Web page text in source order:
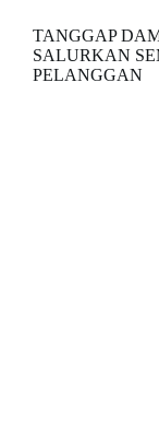
TANGGAP
SALURKAN
PELANGGAN